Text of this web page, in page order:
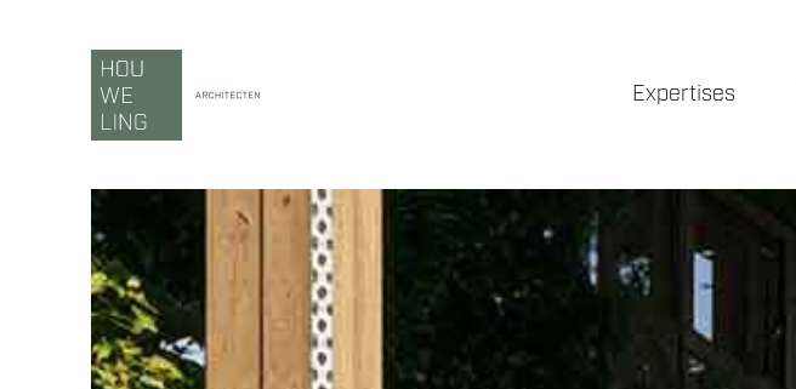
naar
inhoud
Expertises